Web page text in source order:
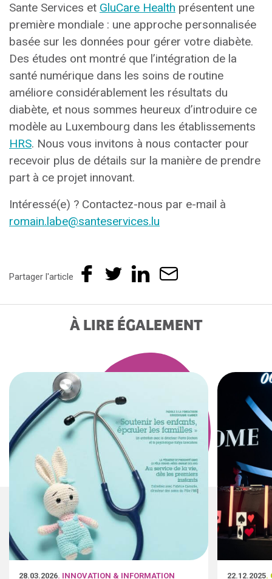
Sante Services et GluCare Health présentent une
première mondiale : une approche personnalisée
basée sur les données pour gérer votre diabète.
Des études ont montré que l’intégration de la
santé numérique dans les soins de routine
améliore considérablement les résultats du
diabète, et nous sommes heureux d’introduire ce
modèle au Luxembourg dans les établissements
HRS. Nous vous invitons à nous contacter pour
recevoir plus de détails sur la manière de prendre
part à ce projet innovant.
Intéressé(e) ? Contactez-nous par e-mail à
romain.labe@santeservices.lu
Partager l'article
À LIRE ÉGALEMENT
28.03.2026. INNOVATION & INFORMATION 22.12.2025.